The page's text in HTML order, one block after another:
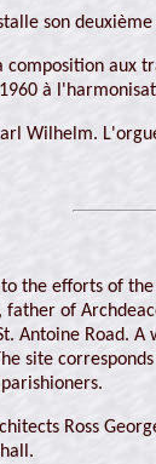
son
aux
à
Wilhelm.
the efforts of
father of
Antoine Road.
site
Ross